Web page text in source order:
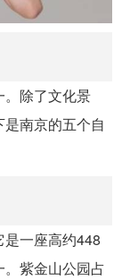
。除了文化景
南京的五个自
一座高约448
紫金山公园占